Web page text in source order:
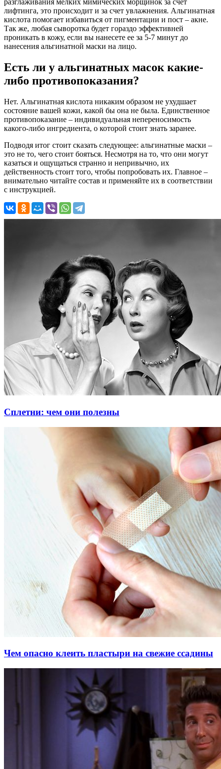
разглаживания мелких мимических морщинок за счет
лифтинга, это происходит и за счет увлажнения. Альгинатная
кислота помогает избавиться от пигментации и пост – акне.
Так же, любая сыворотка будет гораздо эффективней
проникать в кожу, если вы нанесете ее за 5-7 минут до
нанесения альгинатной маски на лицо.
Есть ли у альгинатных масок какие-
либо противопоказания?
Нет. Альгинатная кислота никаким образом не ухудшает
состояние вашей кожи, какой бы она не была. Единственное
противопоказание – индивидуальная непереносимость
какого-либо ингредиента, о которой стоит знать заранее.
Подводя итог стоит сказать следующее: альгинатные маски –
это не то, чего стоит бояться. Несмотря на то, что они могут
казаться и ощущаться странно и непривычно, их
действенность стоит того, чтобы попробовать их. Главное –
внимательно читайте состав и применяйте их в соответствии
с инструкцией.
Сплетни: чем они полезны
Чем опасно клеить пластыри на свежие ссадины